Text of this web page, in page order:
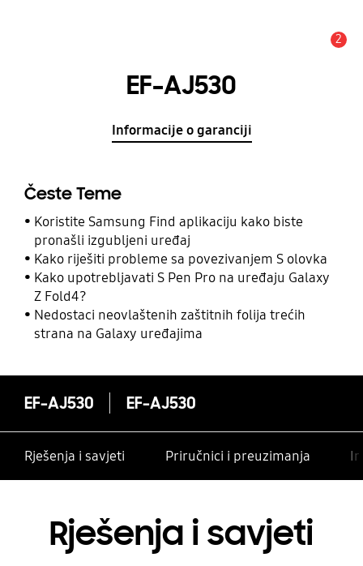
2
EF-AJ530
Informacije o garanciji
Česte Teme
Koristite Samsung Find aplikaciju kako biste
pronašli izgubljeni uređaj
Kako riješiti probleme sa povezivanjem S olovka
Kako upotrebljavati S Pen Pro na uređaju Galaxy
Z Fold4?
Nedostaci neovlaštenih zaštitnih folija trećih
strana na Galaxy uređajima
EF-AJ530 EF-AJ530
Rješenja i savjeti Priručnici i preuzimanja
Rješenja i savjeti